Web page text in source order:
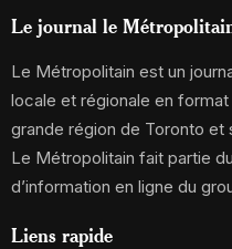
Le journal le
Le Métropolitain est un
locale et régionale en
grande région de Toronto et
Le Métropolitain fait partie
d’information en ligne du
Liens rapide